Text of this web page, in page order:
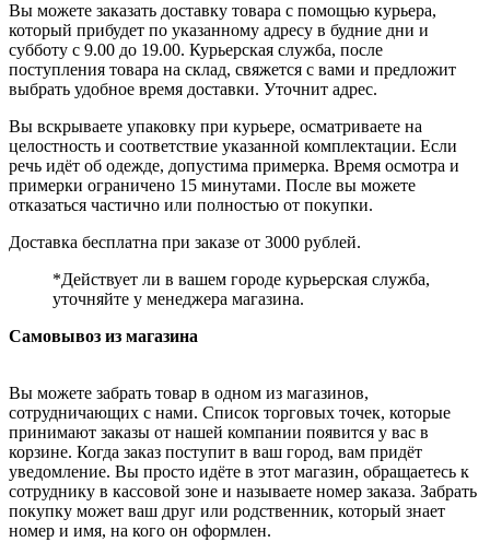
Вы можете заказать доставку товара с помощью курьера,
который прибудет по указанному адресу в будние дни и
субботу с 9.00 до 19.00. Курьерская служба, после
поступления товара на склад, свяжется с вами и предложит
выбрать удобное время доставки. Уточнит адрес.
Вы вскрываете упаковку при курьере, осматриваете на
целостность и соответствие указанной комплектации. Если
речь идёт об одежде, допустима примерка. Время осмотра и
примерки ограничено 15 минутами. После вы можете
отказаться частично или полностью от покупки.
Доставка бесплатна при заказе от 3000 рублей.
*Действует ли в вашем городе курьерская служба,
уточняйте у менеджера магазина.
Самовывоз из магазина
Вы можете забрать товар в одном из магазинов,
сотрудничающих с нами. Список торговых точек, которые
принимают заказы от нашей компании появится у вас в
корзине. Когда заказ поступит в ваш город, вам придёт
уведомление. Вы просто идёте в этот магазин, обращаетесь к
сотруднику в кассовой зоне и называете номер заказа. Забрать
покупку может ваш друг или родственник, который знает
номер и имя, на кого он оформлен.